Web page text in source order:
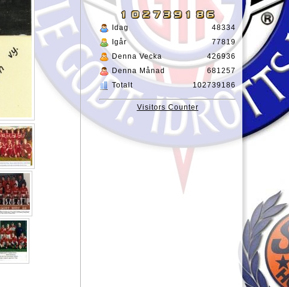
Idag
Igår
Denna Vecka
Denna Månad
Totalt
48334
77819
426936
681257
102739186
Visitors Counter